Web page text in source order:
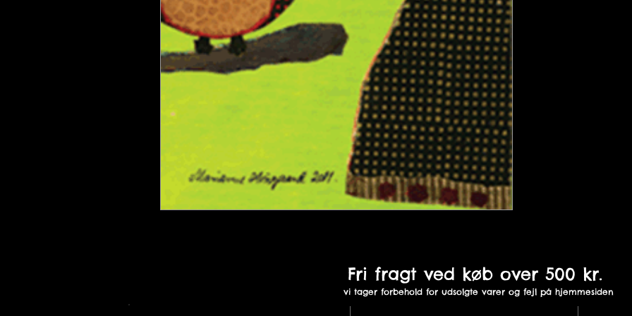
Fri fragt ved køb over 500 kr.
vi tager forbehold for udsolgte varer og fejl på hjemmesiden